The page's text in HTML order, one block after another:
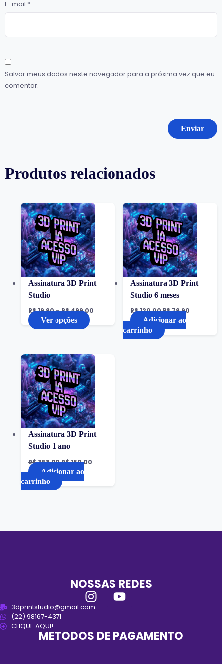
E-mail *
Salvar meus dados neste navegador para a próxima vez que eu
comentar.
Produtos relacionados
Assinatura 3D Print
Studio
R$19,90–R$499,00
Ver opções
Assinatura 3D Print
Studio 6 meses
R$120,00R$79,90
Adicionar ao
carrinho
Assinatura 3D Print
Studio 1 ano
R$358,00R$150,00
Adicionar ao
carrinho
NOSSAS REDES
3dprintstudio@gmail.com
(22) 98167-4371
CLIQUE AQUI!
METODOS DE PAGAMENTO